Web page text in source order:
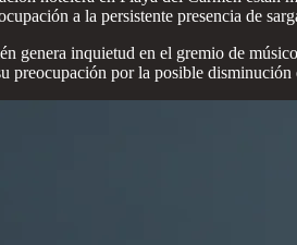
a la persistente presencia de
genera inquietud en el gremio de
preocupación por la posible